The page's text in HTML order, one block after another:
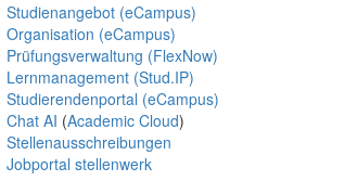
Studienangebot (eCampus)
Organisation (eCampus)
Prüfungsverwaltung (FlexNow)
Lernmanagement (Stud.IP)
Studierendenportal (eCampus)
Chat AI (Academic Cloud)
Stellenausschreibungen
Jobportal stellenwerk